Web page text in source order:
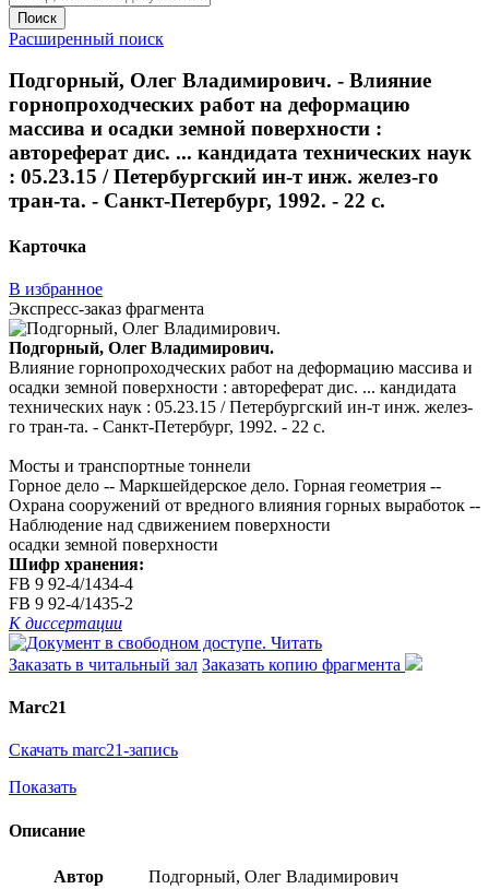
Поиск
Расширенный поиск
Подгорный, Олег Владимирович. - Влияние
горнопроходческих работ на деформацию
массива и осадки земной поверхности :
автореферат дис. ... кандидата технических наук
: 05.23.15 / Петербургский ин-т инж. желез-го
тран-та. - Санкт-Петербург, 1992. - 22 с.
Карточка
В избранное
Экспресс-заказ фрагмента
Подгорный, Олег Владимирович.
Влияние горнопроходческих работ на деформацию массива и
осадки земной поверхности : автореферат дис. ... кандидата
технических наук : 05.23.15 / Петербургский ин-т инж. желез-
го тран-та. - Санкт-Петербург, 1992. - 22 с.
Мосты и транспортные тоннели
Горное дело -- Маркшейдерское дело. Горная геометрия --
Охрана сооружений от вредного влияния горных выработок --
Наблюдение над сдвижением поверхности
осадки земной поверхности
Шифр хранения:
FB 9 92-4/1434-4
FB 9 92-4/1435-2
К диссертации
Читать
Заказать в читальный зал Заказать копию фрагмента
Marc21
Скачать marc21-запись
Показать
Описание
Автор Подгорный, Олег Владимирович